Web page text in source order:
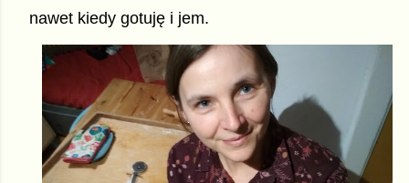
nawet kiedy gotuję i jem.